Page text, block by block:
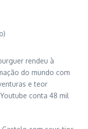
rendeu à
do mundo com
e teor
conta 48 mil